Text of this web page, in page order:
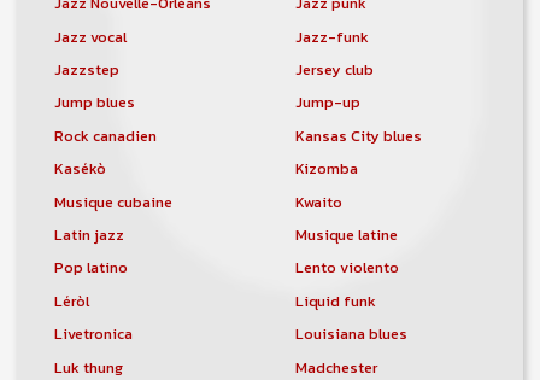
Jazz vocal
Jazz-funk
Jazzstep
Jersey club
Jump blues
Jump-up
Rock canadien
Kansas City blues
Kasékò
Kizomba
Musique cubaine
Kwaito
Latin jazz
Musique latine
Pop latino
Lento violento
Léròl
Liquid funk
Livetronica
Louisiana blues
Luk thung
Madchester
musicen(s) ou un groupe, un orchestre,
un DJ, etc...